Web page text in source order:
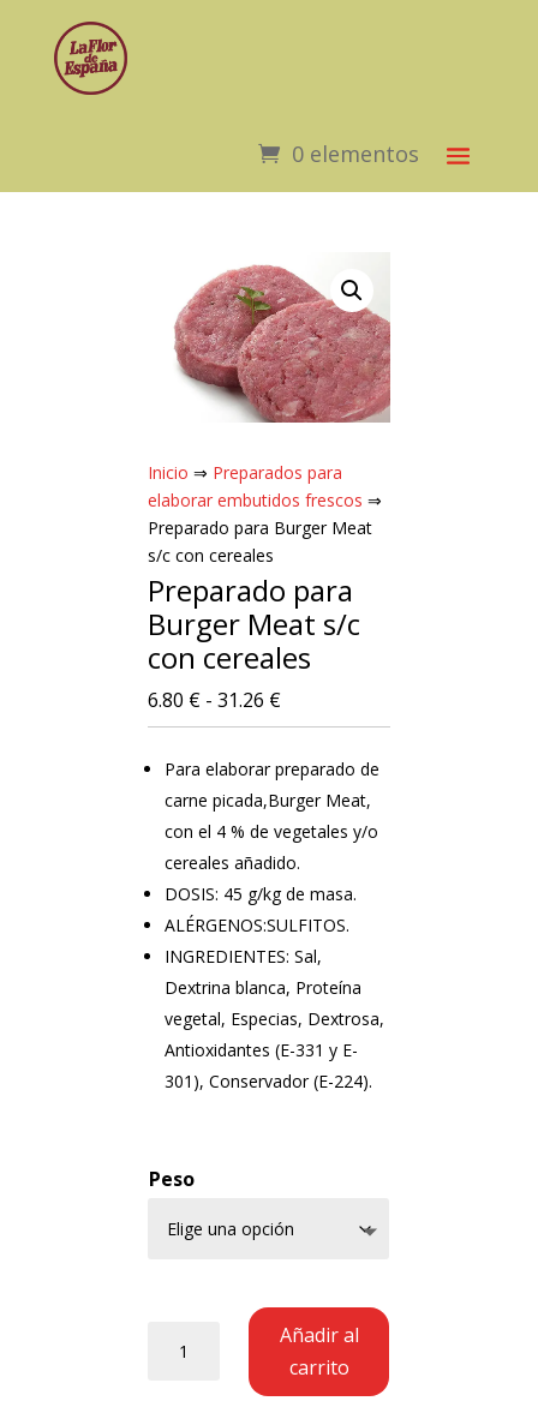
0 elementos
Inicio ⇒ Preparados para
elaborar embutidos frescos ⇒
Preparado para Burger Meat
s/c con cereales
Preparado para
Burger Meat s/c
con cereales
6.80 € - 31.26 €Rango
de
desde
6.80 €
hasta
31.26 €
Para elaborar preparado de
carne picada,Burger Meat,
con el 4 % de vegetales y/o
cereales añadido.
DOSIS: 45 g/kg de masa.
ALÉRGENOS:SULFITOS.
INGREDIENTES: Sal,
Dextrina blanca, Proteína
vegetal, Especias, Dextrosa,
Antioxidantes (E-331 y E-
301), Conservador (E-224).
Peso
para
Añadir al
carrito